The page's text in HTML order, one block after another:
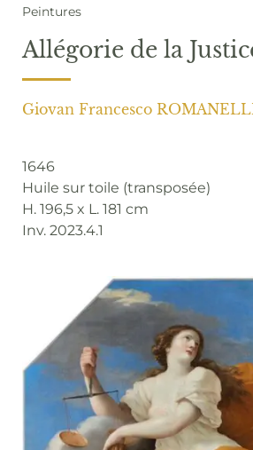
Peintures
Allégorie de la
Giovan Francesco
1646
Huile sur toile (transposée)
H. 196,5 x L. 181 cm
Inv. 2023.4.1